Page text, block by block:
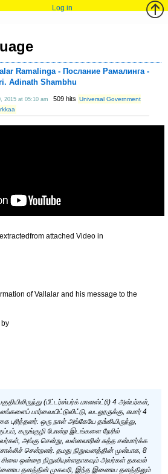
Log in
Ramalinga - Послание Рамалинга -
Adinath Shambhu
2015 at 05:10 am 509 hits Universal Government
attached Video in
of Vallalar and his message to the
by
(பீட்டர்ஸ்பர்க் மானஸ்ட்ரி) 4 அன்பர்கள்,
பார்வையிட்டுவிட்டு, வடலூருக்கு, சுமார் 4
புரிந்தனர். ஒரு நாள் அங்கேயே தங்கியிருந்து,
கருங்குழி போன்ற இடங்களை நேரில்
அங்கு சென்று, வள்ளலாரின் சுத்த சன்மார்க்க
சென்றனர். தமது நிறுவனத்தின் முன்பாக, 8
ஒன்றை நிறுவியுள்ளதாகவும் அவர்கள் தகவல்
தளத்தின் முகவரி, இந்த இணைய தளத்திலும்